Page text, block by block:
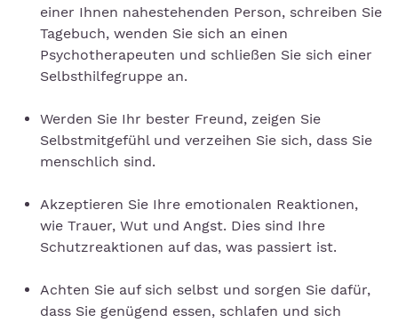
einer Ihnen nahestehenden Person, schreiben Sie
Tagebuch, wenden Sie sich an einen
Psychotherapeuten und schließen Sie sich einer
Selbsthilfegruppe an.
Werden Sie Ihr bester Freund, zeigen Sie
Selbstmitgefühl und verzeihen Sie sich, dass Sie
menschlich sind.
Akzeptieren Sie Ihre emotionalen Reaktionen,
wie Trauer, Wut und Angst. Dies sind Ihre
Schutzreaktionen auf das, was passiert ist.
Achten Sie auf sich selbst und sorgen Sie dafür,
dass Sie genügend essen, schlafen und sich